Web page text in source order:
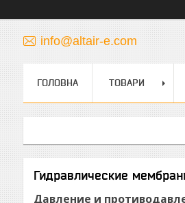
info@altair-e.com
ГОЛОВНА ТОВАРИ
Гидравлические
Давление и